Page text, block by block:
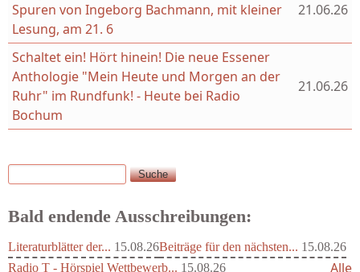
Spuren von Ingeborg Bachmann, mit kleiner
Lesung, am 21. 6
21.06.26
Schaltet ein! Hört hinein! Die neue Essener
Anthologie "Mein Heute und Morgen an der
Ruhr" im Rundfunk! - Heute bei Radio
Bochum
21.06.26
Suchformular
Suche
Bald endende Ausschreibungen:
Literaturblätter der... 15.08.26Beiträge für den nächsten... 15.08.26
Radio T - Hörspiel Wettbewerb... 15.08.26
Alle